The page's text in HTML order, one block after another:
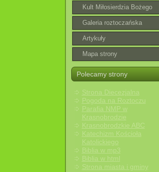
Parafialnego
Kult Miłosierdzia Bożego
Galeria roztoczańska
Artykuły
Mapa strony
Polecamy strony
Strona Diecezjalna
Pogoda na Roztoczu
Parafia NMP w
Krasnobrodzie
Krasnobrodzkie ABC
Katechizm Kościoła
Katolickiego
Biblia w mp3
Biblia w html
Strona miasta i gminy